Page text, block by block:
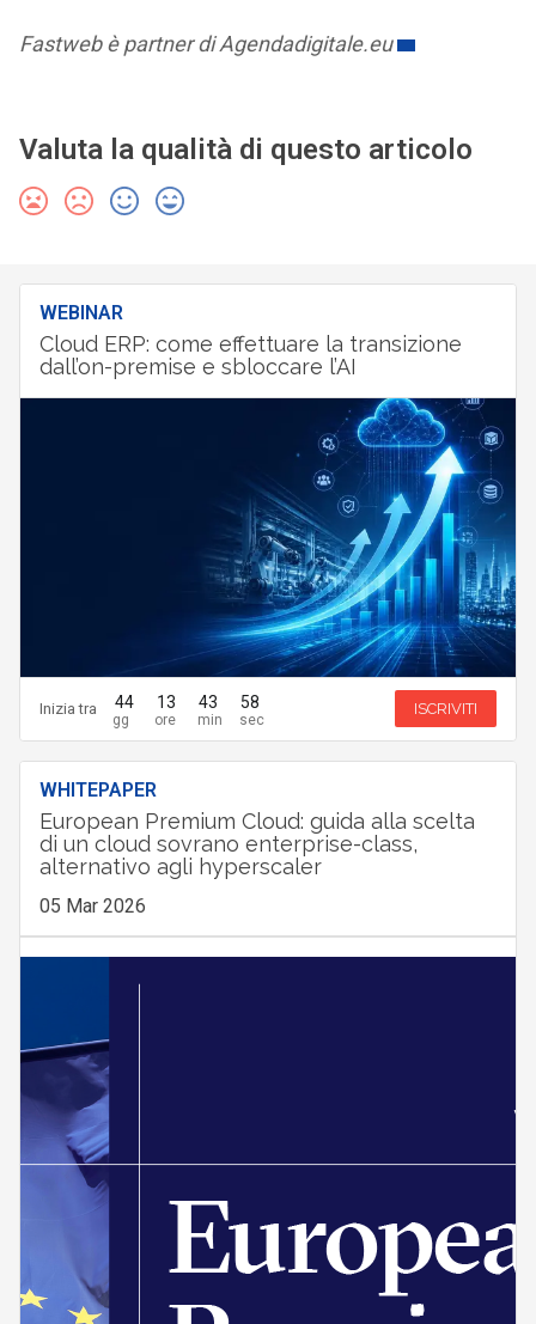
Fastweb è partner di Agendadigitale.eu
Valuta la qualità di questo articolo
WEBINAR
Cloud ERP: come effettuare la transizione
dall’on-premise e sbloccare l’AI
Inizia tra 44 13 43 57 ISCRIVITI
WHITEPAPER
European Premium Cloud: guida alla scelta
di un cloud sovrano enterprise-class,
alternativo agli hyperscaler
05 Mar 2026